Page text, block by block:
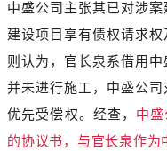
中盛公司主张其已对涉
建设项目享有债权请求
则认为，官长泉系借用
并未进行施工，中盛公
优先受偿权。经查， 中
的协议书，与官长泉作